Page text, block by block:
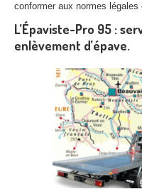
conformer aux normes légales
L’Épaviste-Pro 95 :
enlèvement d’épave.